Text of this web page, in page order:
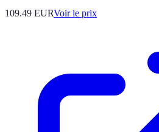
109.49 EURVoir le prix